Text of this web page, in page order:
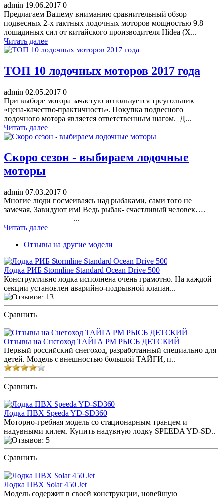
admin 19.06.2017 0
Предлагаем Вашему вниманию сравнительный обзор
подвесных 2-х тактных лодочных моторов мощностью 9.8
лошадиных сил от китайского производителя Hidea (Х...
Читать далее
ТОП 10 лодочных моторов 2017 года
admin 02.05.2017 0
При выборе мотора зачастую используется треугольник
«цена-качество-практичность». Покупка подвесного
лодочного мотора является ответственным шагом. Д...
Читать далее
Скоро сезон - выбираем лодочные
моторы
admin 07.03.2017 0
Многие люди посмеиваясь над рыбаками, сами того не
замечая, Завидуют им! Ведь рыбак- счастливый человек….
...
Читать далее
Отзывы на другие модели
Лодка РИБ Stormline Standard Ocean Drive 500
Конструктивно лодка исполнена очень грамотно. На каждой
секции установлен аварийно-подрывной клапан...
Сравнить
Отзывы на Снегоход ТАЙГА РМ РЫСЬ ДЕТСКИЙ
Первый российский снегоход, разработанный специально для
детей. Модель с внешностью большой ТАЙГИ, п..
Сравнить
Лодка ПВХ Speeda YD-SD360
Моторно-гребная модель со стационарным транцем и
надувными килем. Купить надувную лодку SPEEDA YD-SD..
Сравнить
Лодка ПВХ Solar 450 Jet
Модель содержит в своей конструкции, новейшую